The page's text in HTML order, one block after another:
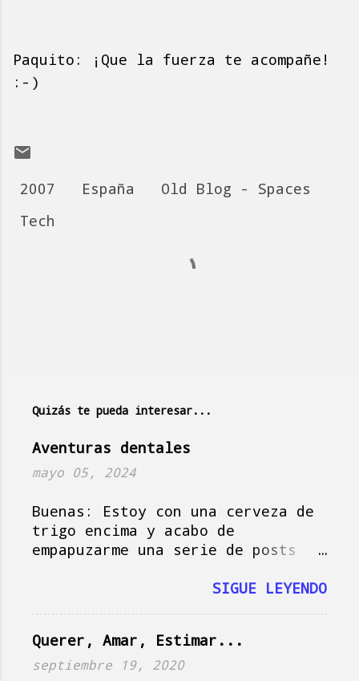
Paquito: ¡Que la fuerza te acompañe!
:-)
2007 España
Old Blog - Spaces
Tech
r
i
Quizás te pueda interesar...
Aventuras dentales
mayo 05, 2024
Buenas: Estoy con una cerveza de
trigo encima y acabo de
empapuzarme una serie de posts
como musa del blog, así que vamos
Imagínate la escena: es domingo
en Holanda, es soleado, la tele
SIGUE LEYENDO
Querer, Amar, Estimar...
septiembre 19, 2020